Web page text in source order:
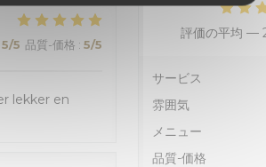
5/5 品質-価格 : 5/5
lekker en
評価の平均 —
サービス
雰囲気
メニュー
品質-価格